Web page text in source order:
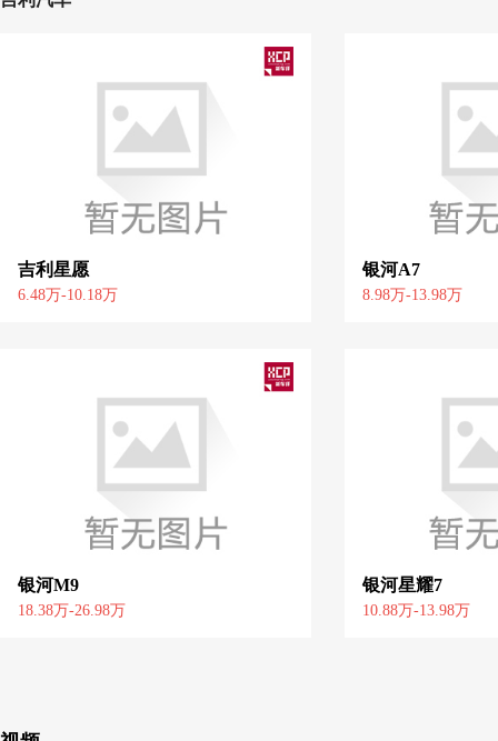
吉利星愿
6.48万-10.18万
银河A7
8.98万-13.98万
银河M9
18.38万-26.98万
银河星耀7
10.88万-13.98万